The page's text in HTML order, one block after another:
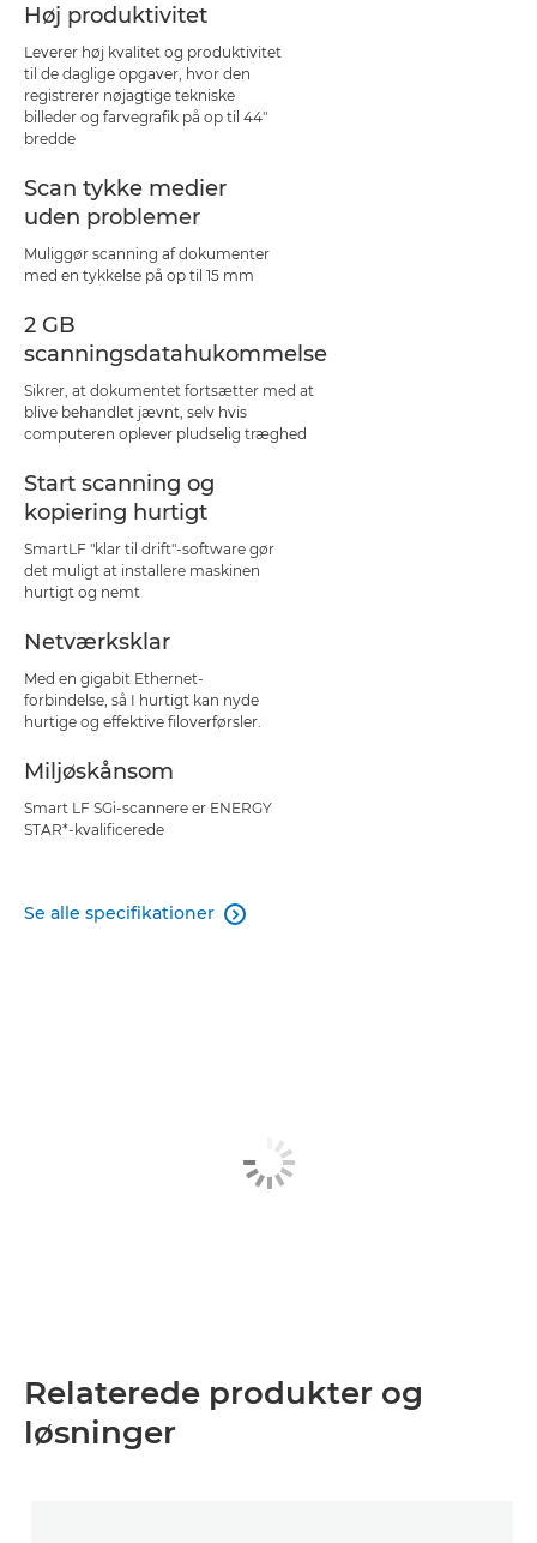
Høj produktivitet
Leverer høj kvalitet og produktivitet
til de daglige opgaver, hvor den
registrerer nøjagtige tekniske
billeder og farvegrafik på op til 44"
bredde
Scan tykke medier
uden problemer
Muliggør scanning af dokumenter
med en tykkelse på op til 15 mm
2 GB
scanningsdatahukommelse
Sikrer, at dokumentet fortsætter med at
blive behandlet jævnt, selv hvis
computeren oplever pludselig træghed
Start scanning og
kopiering hurtigt
SmartLF "klar til drift"-software gør
det muligt at installere maskinen
hurtigt og nemt
Netværksklar
Med en gigabit Ethernet-
forbindelse, så I hurtigt kan nyde
hurtige og effektive filoverførsler.
Miljøskånsom
Smart LF SGi-scannere er ENERGY
STAR*-kvalificerede
Se alle specifikationer 
Relaterede produkter og
løsninger